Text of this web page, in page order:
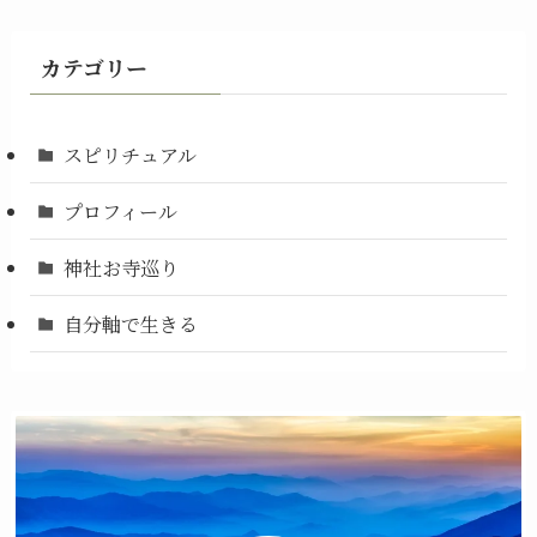
カテゴリー
スピリチュアル
プロフィール
神社お寺巡り
自分軸で生きる